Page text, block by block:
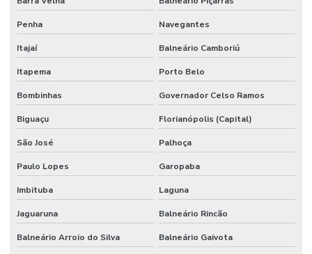
Penha Navegantes
Itajaí Balneário Camboriú
Itapema Porto Belo
Bombinhas Governador Celso Ramos
Biguaçu Florianópolis (Capital)
São José Palhoça
Paulo Lopes Garopaba
Imbituba Laguna
Jaguaruna Balneário Rincão
Balneário Arroio do Silva Balneário Gaivota